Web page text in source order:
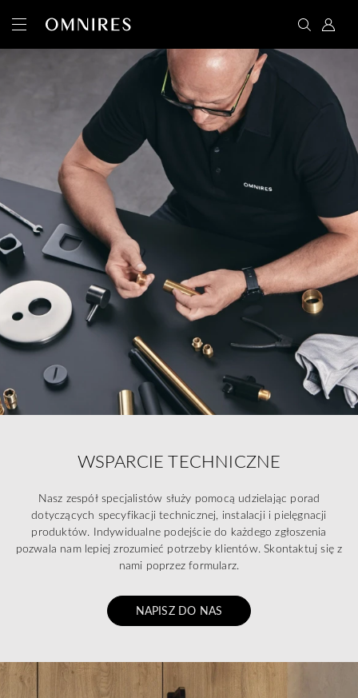
WSPARCIE TECHNICZNE
Nasz zespół specjalistów służy pomocą udzielając porad
dotyczących specyfikacji technicznej, instalacji i pielęgnacji
produktów. Indywidualne podejście do każdego zgłoszenia
pozwala nam lepiej zrozumieć potrzeby klientów. Skontaktuj się z
nami poprzez formularz.
NAPISZ DO NAS